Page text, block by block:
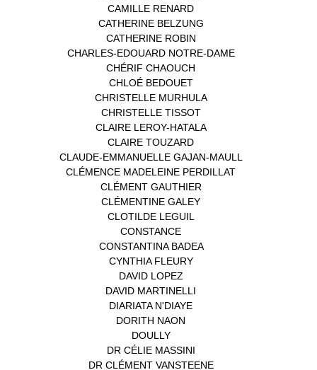
CAMILLE RENARD
CATHERINE BELZUNG
CATHERINE ROBIN
CHARLES-EDOUARD NOTRE-DAME(1)
CHÉRIF CHAOUCH
CHLOÉ BEDOUET(1)
CHRISTELLE MURHULA(1)
CHRISTELLE TISSOT(2)
CLAIRE LEROY-HATALA(1)
CLAIRE TOUZARD
CLAUDE-EMMANUELLE GAJAN-MAULL
CLÉMENCE MADELEINE PERDILLAT
CLÉMENT GAUTHIER
CLÉMENTINE GALEY
CLOTILDE LEGUIL
CONSTANCE
CONSTANTINA BADEA(1)
CYNTHIA FLEURY(2)
DAVID LOPEZ
DAVID MARTINELLI
DIARIATA N'DIAYE
DORITH NAON
DOULLY(1)
DR CÉLIE MASSINI
DR CLÉMENT VANSTEENE(1)